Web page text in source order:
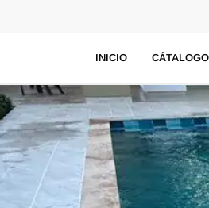
INICIO CÁTALOGO